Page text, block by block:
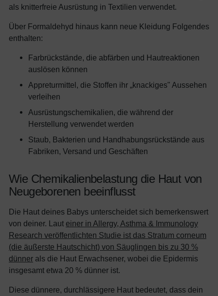
als knitterfreie Ausrüstung in Textilien verwendet.
Über Formaldehyd hinaus kann neue Kleidung Folgendes
enthalten:
Farbrückstände, die abfärben und Hautreaktionen
auslösen können
Appreturmittel, die Stoffen ihr „knackiges" Aussehen
verleihen
Ausrüstungschemikalien, die während der
Herstellung verwendet werden
Staub, Bakterien und Handhabungsrückstände aus
Fabriken, Versand und Geschäften
Wie Chemikalienbelastung die Haut von
Neugeborenen beeinflusst
Die Haut deines Babys unterscheidet sich bemerkenswert
von deiner. Laut einer in Allergy, Asthma & Immunology
Research veröffentlichten Studie ist das Stratum corneum
(die äußerste Hautschicht) von Säuglingen bis zu 30 %
dünner als die Haut Erwachsener, wobei die Epidermis
insgesamt etwa 20 % dünner ist.
Diese dünnere, durchlässigere Haut bedeutet, dass dein